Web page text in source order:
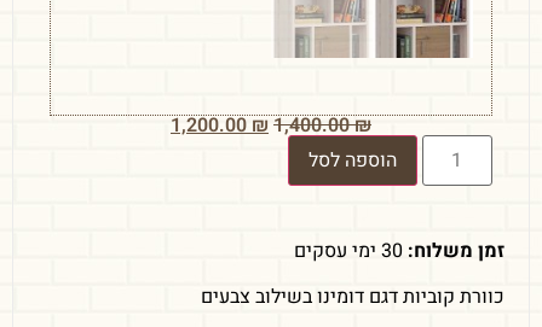
₪
1,400.00
₪
1,200.00
הוספה לסל
זמן משלוח:
כוורת קוביות דגם דומינו בשילוב צבעים